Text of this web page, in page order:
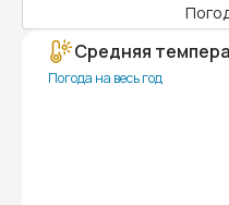
Средняя
Погода на весь год